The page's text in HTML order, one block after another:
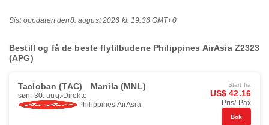
Sist oppdatert den8. august 2026 kl. 19:36 GMT+0
Bestill og få de beste flytilbudene Philippines AirAsia Z2323
(APG)
Tacloban (TAC) Manila (MNL)
søn. 30. aug. Direkte
Philippines AirAsia
Start fra
US$ 42.16
Pris/ Pax
Bok